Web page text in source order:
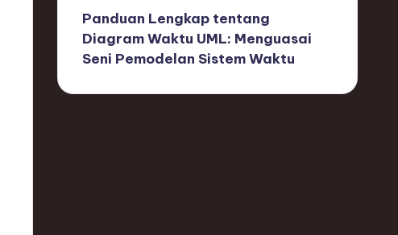
Panduan Lengkap tentang
Diagram Waktu UML: Menguasai
Seni Pemodelan Sistem Waktu